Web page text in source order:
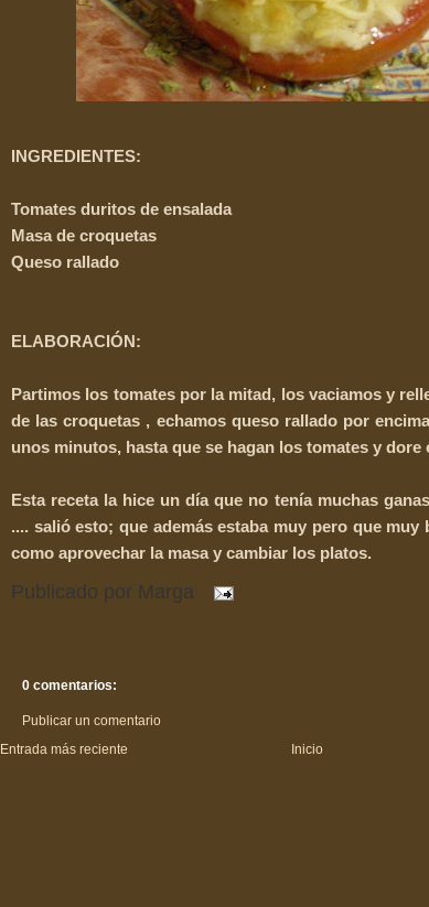
INGREDIENTES:
Tomates duritos de ensalada
Masa de croquetas
Queso rallado
ELABORACIÓN:
Partimos los tomates por la mitad, los vaciamos y
de las croquetas , echamos queso rallado por
unos minutos, hasta que se hagan los tomates y dore
Esta receta la hice un día que no tenía muchas
.... salió esto; que además estaba muy pero que muy
como aprovechar la masa y cambiar los platos.
Publicado por Marga
0 comentarios:
Publicar un comentario
Entrada más reciente
Inicio